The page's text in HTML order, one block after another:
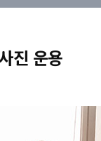
진 운용